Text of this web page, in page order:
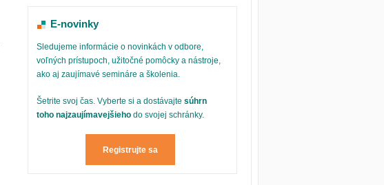
E-novinky
Sledujeme informácie o novinkách v odbore,
voľných prístupoch, užitočné pomôcky a nástroje,
ako aj zaujímavé semináre a školenia.
Šetrite svoj čas. Vyberte si a dostávajtesúhrn
toho najzaujímavejšieho do svojej schránky.
Registrujte sa